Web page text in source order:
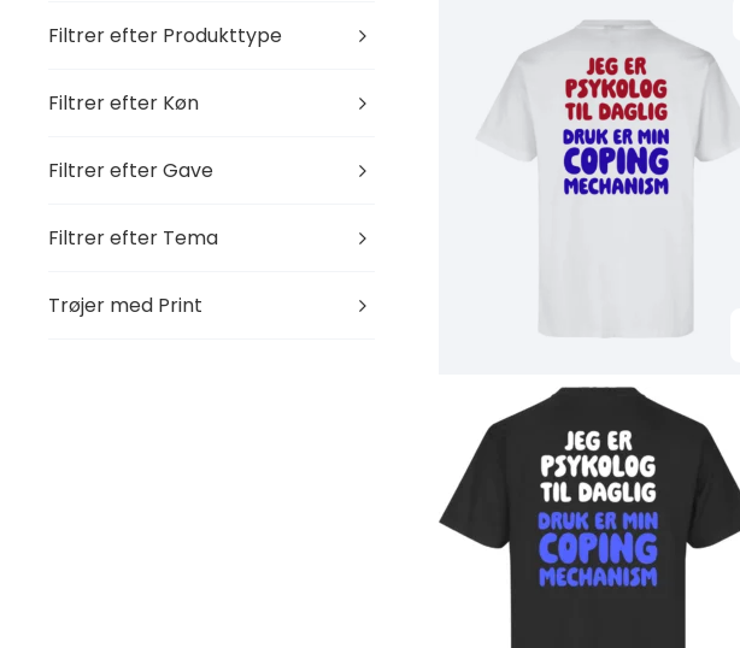
Filtrer efter Produkttype
Filtrer efter Køn
Filtrer efter Gave
Filtrer efter Tema
Trøjer med Print